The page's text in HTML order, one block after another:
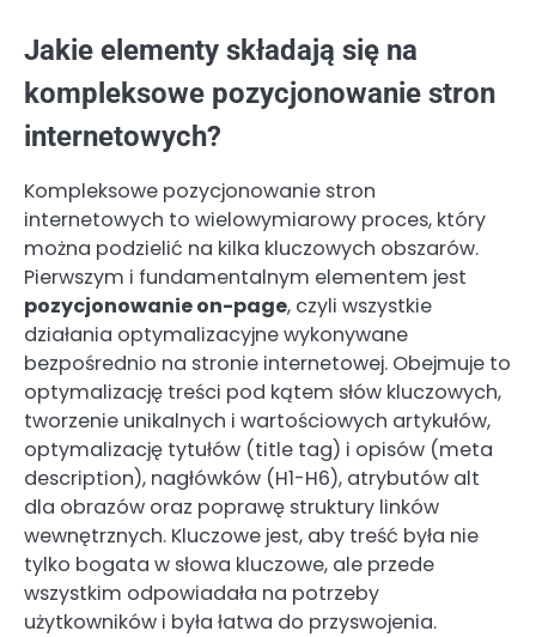
Jakie elementy składają się na
kompleksowe pozycjonowanie stron
internetowych?
Kompleksowe pozycjonowanie stron
internetowych to wielowymiarowy proces, który
można podzielić na kilka kluczowych obszarów.
Pierwszym i fundamentalnym elementem jest
pozycjonowanie on-page, czyli wszystkie
działania optymalizacyjne wykonywane
bezpośrednio na stronie internetowej. Obejmuje to
optymalizację treści pod kątem słów kluczowych,
tworzenie unikalnych i wartościowych artykułów,
optymalizację tytułów (title tag) i opisów (meta
description), nagłówków (H1-H6), atrybutów alt
dla obrazów oraz poprawę struktury linków
wewnętrznych. Kluczowe jest, aby treść była nie
tylko bogata w słowa kluczowe, ale przede
wszystkim odpowiadała na potrzeby
użytkowników i była łatwa do przyswojenia.